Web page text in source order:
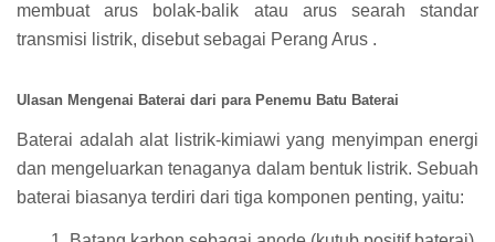
membuat arus bolak-balik atau arus searah standar
transmisi listrik, disebut sebagai Perang Arus .
Ulasan Mengenai Baterai dari para Penemu Batu Baterai
Baterai adalah alat listrik-kimiawi yang menyimpan energi
dan mengeluarkan tenaganya dalam bentuk listrik. Sebuah
baterai biasanya terdiri dari tiga komponen penting, yaitu: